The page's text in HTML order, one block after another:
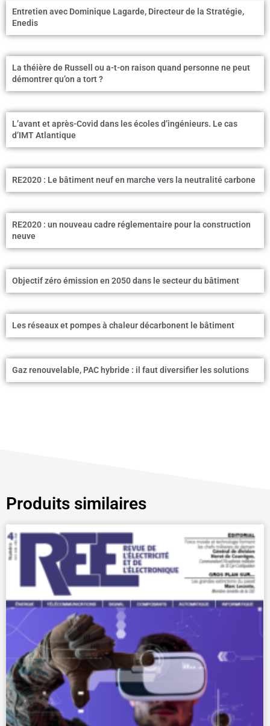
Entretien avec Dominique Lagarde, Directeur de la Stratégie,
Enedis
La théière de Russell ou a-t-on raison quand personne ne peut
démontrer qu’on a tort ?
L’avant et après-Covid dans les écoles d’ingénieurs. Le cas
d’IMT Atlantique
RE2020 : Le bâtiment neuf en marche vers la neutralité carbone
RE2020 : un nouveau cadre réglementaire pour la construction
neuve
Objectif zéro émission en 2050 dans le secteur du bâtiment
Les réseaux et pompes à chaleur décarbonent le bâtiment
Gaz renouvelable, PAC hybride : il faut diversifier les solutions
Produits similaires